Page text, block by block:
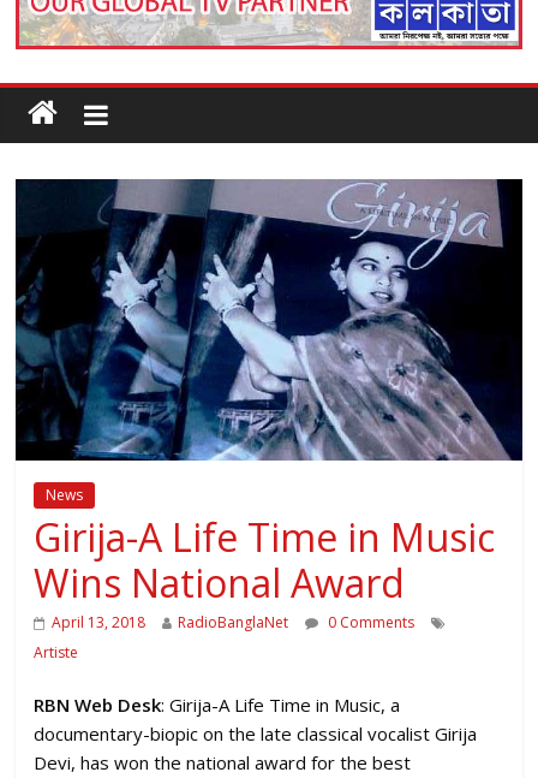
News
Girija-A Life Time in Music
Wins National Award
April 13, 2018 RadioBanglaNet
0 Comments
Artiste
RBN Web Desk: Girija-A Life Time in Music, a
documentary-biopic on the late classical vocalist Girija
Devi, has won the national award for the best